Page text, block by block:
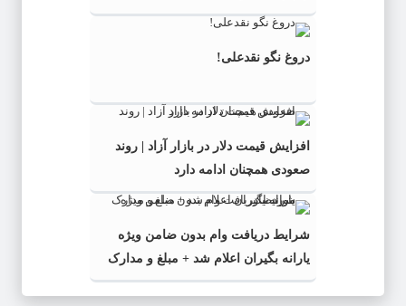
دروغ نگو نقدعلی!
افزایش قیمت دلار در بازار آزاد | روند
صعودی همچنان ادامه دارد
شرایط دریافت وام بدون ضامن ویژه
یارانه بگیران اعلام شد + مبلغ و مدارک
مورد نیاز